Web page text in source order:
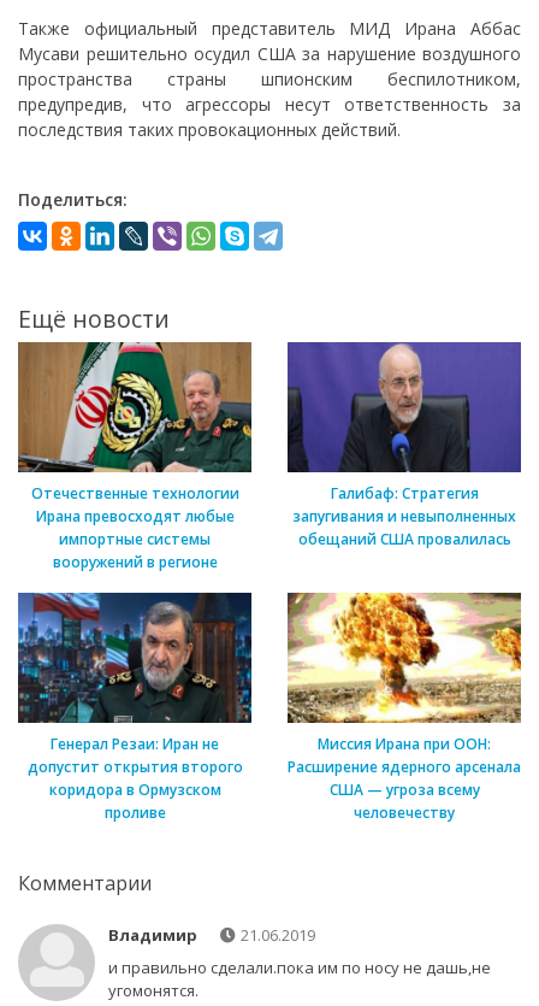
Также официальный представитель МИД Ирана Аббас
Мусави решительно осудил США за нарушение воздушного
пространства страны шпионским беспилотником,
предупредив, что агрессоры несут ответственность за
последствия таких провокационных действий.
Поделиться:
Ещё новости
Отечественные технологии
Ирана превосходят любые
импортные системы
вооружений в регионе
Галибаф: Стратегия
запугивания и невыполненных
обещаний США провалилась
Генерал Резаи: Иран не
допустит открытия второго
коридора в Ормузском
проливе
Миссия Ирана при ООН:
Расширение ядерного арсенала
США — угроза всему
человечеству
Комментарии
Владимир
21.06.2019
и правильно сделали.пока им по носу не дашь,не
угомонятся.